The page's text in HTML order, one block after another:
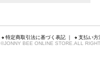
特定商取引法に基づく表記 ｜ 支払い方
©JONNY BEE ONLINE STORE.ALL